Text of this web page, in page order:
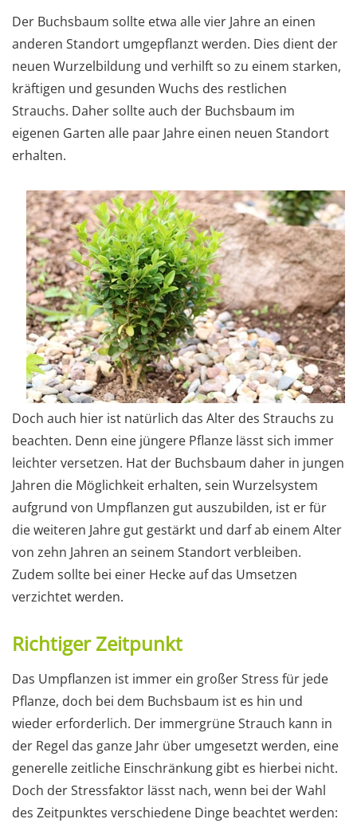
Der Buchsbaum sollte etwa alle vier Jahre an einen
anderen Standort umgepflanzt werden. Dies dient der
neuen Wurzelbildung und verhilft so zu einem starken,
kräftigen und gesunden Wuchs des restlichen
Strauchs. Daher sollte auch der Buchsbaum im
eigenen Garten alle paar Jahre einen neuen Standort
erhalten.
Doch auch hier ist natürlich das Alter des Strauchs zu
beachten. Denn eine jüngere Pflanze lässt sich immer
leichter versetzen. Hat der Buchsbaum daher in jungen
Jahren die Möglichkeit erhalten, sein Wurzelsystem
aufgrund von Umpflanzen gut auszubilden, ist er für
die weiteren Jahre gut gestärkt und darf ab einem Alter
von zehn Jahren an seinem Standort verbleiben.
Zudem sollte bei einer Hecke auf das Umsetzen
verzichtet werden.
Richtiger Zeitpunkt
Das Umpflanzen ist immer ein großer Stress für jede
Pflanze, doch bei dem Buchsbaum ist es hin und
wieder erforderlich. Der immergrüne Strauch kann in
der Regel das ganze Jahr über umgesetzt werden, eine
generelle zeitliche Einschränkung gibt es hierbei nicht.
Doch der Stressfaktor lässt nach, wenn bei der Wahl
des Zeitpunktes verschiedene Dinge beachtet werden: